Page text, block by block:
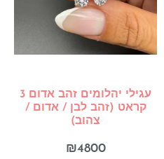
עגילי יהלומים זהב אדום 3
קראט (זהב לבן / אדום /
צהוב)
₪4800